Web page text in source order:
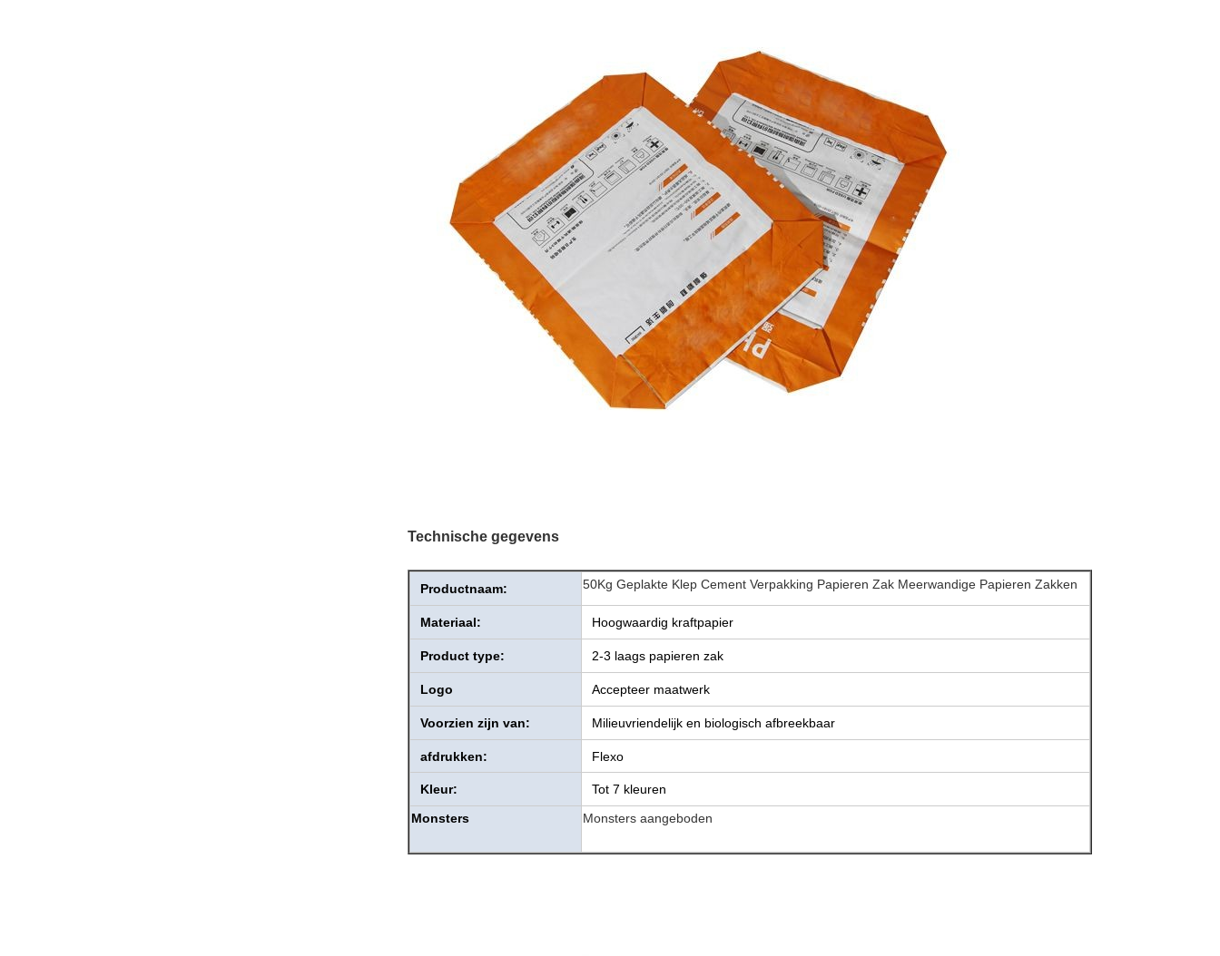
Technische gegevens
Productnaam: 50Kg Geplakte Klep Cement Verpakking Papieren Zak Meerwandige Papieren Zakken
Materiaal: Hoogwaardig kraftpapier
Product type: 2-3 laags papieren zak
Logo Accepteer maatwerk
Voorzien zijn van: Milieuvriendelijk en biologisch afbreekbaar
afdrukken: Flexo
Kleur:
Tot 7 kleuren
Monsters
Monsters aangeboden